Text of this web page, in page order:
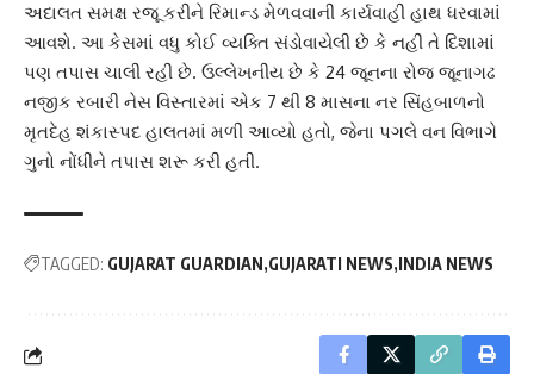
અદાલત સમક્ષ રજૂ કરીને રિમાન્ડ મેળવવાની કાર્યવાહી હાથ ધરવામાં
આવશે. આ કેસમાં વધુ કોઈ વ્યક્તિ સંડોવાયેલી છે કે નહીં તે દિશામાં
પણ તપાસ ચાલી રહી છે. ઉલ્લેખનીય છે કે 24 જૂનના રોજ જૂનાગઢ
નજીક રબારી નેસ વિસ્તારમાં એક 7 થી 8 માસના નર સિંહબાળનો
મૃતદેહ શંકાસ્પદ હાલતમાં મળી આવ્યો હતો, જેના પગલે વન વિભાગે
ગુનો નોંધીને તપાસ શરૂ કરી હતી.
TAGGED: GUJARAT GUARDIAN GUJARATI NEWS INDIA NEWS